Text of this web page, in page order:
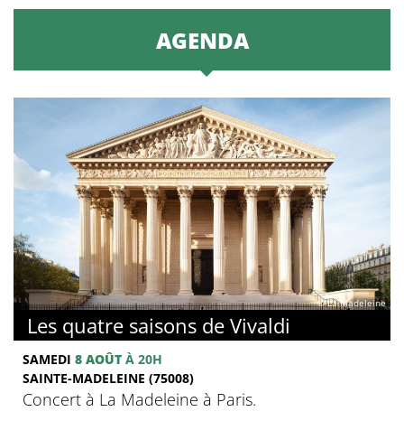
AGENDA
© La Madeleine
Les quatre saisons de Vivaldi
SAMEDI 8 AOÛT À 20H
SAINTE-MADELEINE (75008)
Concert à La Madeleine à Paris.